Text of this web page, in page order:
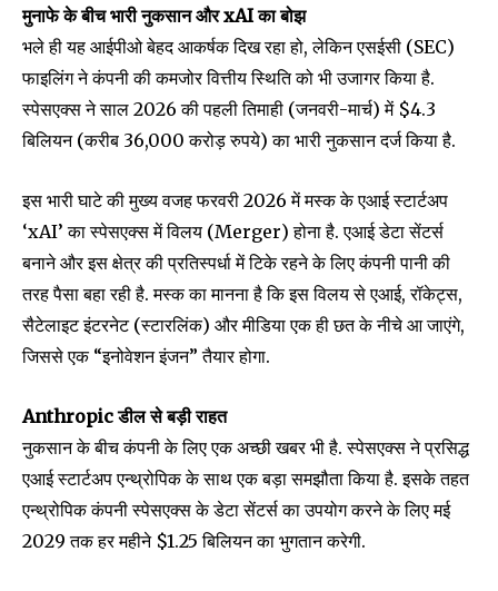
Join our community of
conversation.
To subscribe, simply enter your email address on our website
or click the subscribe button below. Don't worry, we respect
your privacy and won't spam your inbox. Your information is
safe with us.
I've read and accept the
मुनाफे के बीच भारी नुकसान और xAI का बोझ
भले ही यह आईपीओ बेहद आकर्षक दिख रहा हो, लेकिन एसईसी (SEC)
फाइलिंग ने कंपनी की कमजोर वित्तीय स्थिति को भी उजागर किया है.
स्पेसएक्स ने साल 2026 की पहली तिमाही (जनवरी-मार्च) में $4.3
बिलियन (करीब 36,000 करोड़ रुपये) का भारी नुकसान दर्ज किया है.
इस भारी घाटे की मुख्य वजह फरवरी 2026 में मस्क के एआई स्टार्टअप
‘xAI’ का स्पेसएक्स में विलय (Merger) होना है. एआई डेटा सेंटर्स
बनाने और इस क्षेत्र की प्रतिस्पर्धा में टिके रहने के लिए कंपनी पानी की
तरह पैसा बहा रही है. मस्क का मानना है कि इस विलय से एआई, रॉकेट्स,
सैटेलाइट इंटरनेट (स्टारलिंक) और मीडिया एक ही छत के नीचे आ जाएंगे,
जिससे एक “इनोवेशन इंजन” तैयार होगा.
Anthropic डील से बड़ी राहत
नुकसान के बीच कंपनी के लिए एक अच्छी खबर भी है. स्पेसएक्स ने प्रसिद्ध
एआई स्टार्टअप एन्थ्रोपिक के साथ एक बड़ा समझौता किया है. इसके तहत
एन्थ्रोपिक कंपनी स्पेसएक्स के डेटा सेंटर्स का उपयोग करने के लिए मई
2029 तक हर महीने $1.25 बिलियन का भुगतान करेगी.